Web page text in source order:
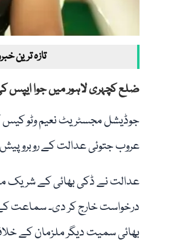
تازہ ترین
ضلع کچہری لاہور میں جوا ایپس
جوڈیشل مجسٹریٹ نعیم وٹو کیس
عروب جتوئی عدالت کے روبرو
عدالت نے ڈکی بھائی کے شریک
درخواست خارج کر دی۔ سماعت
بھائی سمیت دیگر ملزمان کے